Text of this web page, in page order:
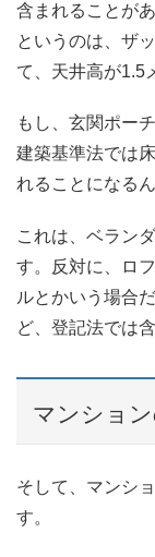
含まれることが
というのは、ザ
て、天井高が1.5
もし、玄関ポー
建築基準法では
れることになるん
これは、ベラン
す。反対に、ロ
ルとかいう場合
ど、登記法では
マンション
そして、マンシ
す。